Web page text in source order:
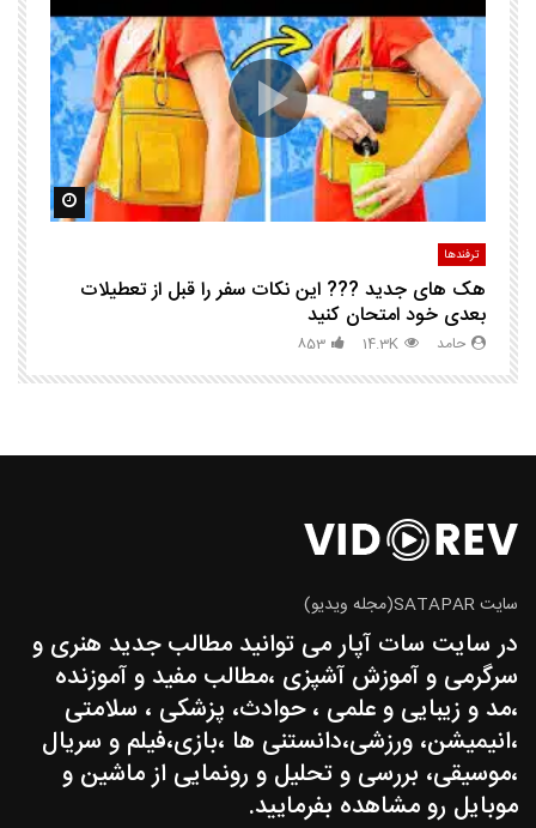
مشاهده
ترفندها
هک های جدید ??️? این نکات سفر را قبل از تعطیلات
بعدی خود امتحان کنید
حامد 14.3K
853
مشاهده بعدا
سایت SATAPAR(مجله ویدیو)
در سایت سات آپار می توانید مطالب جدید هنری و
سرگرمی و آموزش آشپزی ،مطالب مفید و آموزنده
،مد و زیبایی و علمی ، حوادث، پزشکی ، سلامتی
،انیمیشن، ورزشی،دانستنی ها ،بازی،فیلم و سریال
،موسیقی، بررسی و تحلیل و رونمایی از ماشین و
موبایل رو مشاهده بفرمایید.